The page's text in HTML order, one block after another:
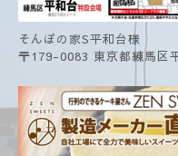
そんぽの家S平和台様
〒179-0083 東京都練馬区